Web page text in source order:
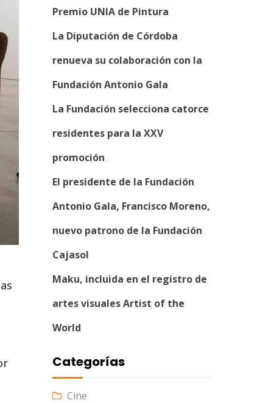
Premio UNIA de Pintura
La Diputación de Córdoba
renueva su colaboración con la
Fundación Antonio Gala
La Fundación selecciona catorce
residentes para la XXV
promoción
El presidente de la Fundación
Antonio Gala, Francisco Moreno,
nuevo patrono de la Fundación
Cajasol
Maku, incluida en el registro de
artes visuales Artist of the
World
Categorías
Cine